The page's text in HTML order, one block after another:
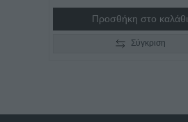
Προσθήκη στο καλάθι
Σύγκριση